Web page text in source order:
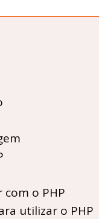
o PHP
utilizar o PHP